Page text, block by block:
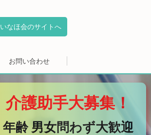
いなほ会のサイトへ
お問い合わせ
介護助手大募集！
年齢 男女問わず大歓迎